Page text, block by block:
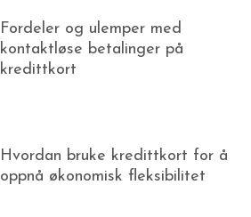
Fordeler og ulemper med
kontaktløse betalinger på
kredittkort
Hvordan bruke kredittkort for å
oppnå økonomisk fleksibilitet